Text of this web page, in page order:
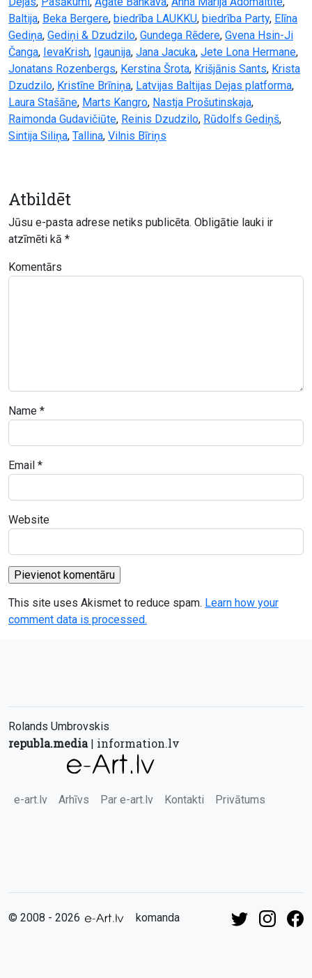
Baltija, Beka Bergere, biedrība LAUKKU, biedrība Party, Elīna
Gediņa, Gediņi & Dzudzilo, Gundega Rēdere, Gvena Hsin-Ji
Čanga, IevaKrish, Igaunija, Jana Jacuka, Jete Lona Hermane,
Jonatans Rozenbergs, Kerstina Šrota, Krišjānis Sants, Krista
Dzudzilo, Kristīne Brīniņa, Latvijas Baltijas Dejas platforma,
Laura Stašāne, Marts Kangro, Nastja Prošutinskaja,
Raimonda Gudavičiūte, Reinis Dzudzilo, Rūdolfs Gediņš,
Sintija Siliņa, Tallina, Vilnis Bīriņs
Atbildēt
Jūsu e-pasta adrese netiks publicēta. Obligātie lauki ir
atzīmēti kā *
Komentārs
Name *
Email *
Website
This site uses Akismet to reduce spam. Learn how your
comment data is processed.
Rolands Umbrovskis
republa.media| information.lv
e-art.lv Arhīvs Par e-art.lv Kontakti Privātums
© 2008 - 2026 komanda